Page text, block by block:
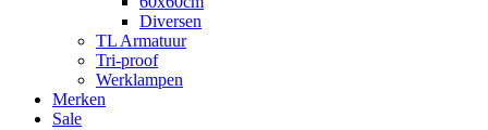
Diversen
TL Armatuur
Tri-proof
Werklampen
Merken
Sale